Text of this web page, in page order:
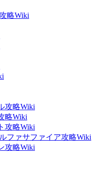
略Wiki
攻略Wiki
略Wiki
攻略Wiki
ファサファイア攻略Wiki
攻略Wiki